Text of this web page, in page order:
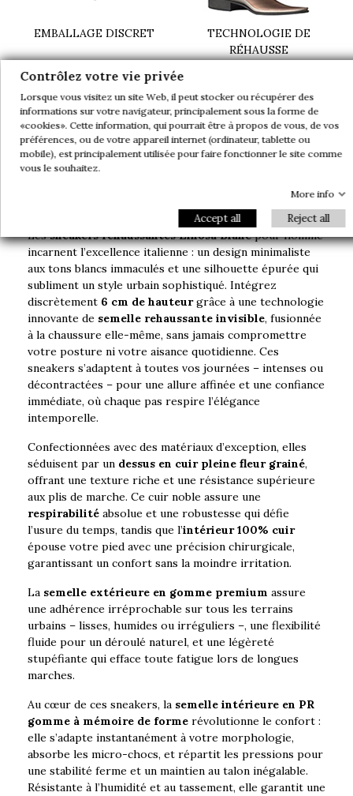
EMBALLAGE DISCRET
TECHNOLOGIE DE
RÉHAUSSE
Product details
Lessneakers rehaussantes Linosa Blancpour homme
incarnent l’excellence italienne : un design minimaliste
aux tons blancs immaculés et une silhouette épurée qui
subliment un style urbain sophistiqué. Intégrez
discrètement 6 cm de hauteurgrâce à une technologie
innovante de semelle rehaussante invisible, fusionnée
à la chaussure elle-même, sans jamais compromettre
votre posture ni votre aisance quotidienne. Ces
sneakers s’adaptent à toutes vos journées – intenses ou
décontractées – pour une allure affinée et une confiance
immédiate, où chaque pas respire l’élégance
intemporelle.
Confectionnées avec des matériaux d’exception, elles
séduisent par un dessus en cuir pleine fleur grainé,
offrant une texture riche et une résistance supérieure
aux plis de marche. Ce cuir noble assure une
respirabilité absolue et une robustesse qui défie
l’usure du temps, tandis que l’intérieur 100% cuir
épouse votre pied avec une précision chirurgicale,
garantissant un confort sans la moindre irritation.
La semelle extérieure en gomme premium assure
une adhérence irréprochable sur tous les terrains
urbains – lisses, humides ou irréguliers –, une flexibilité
fluide pour un déroulé naturel, et une légèreté
stupéfiante qui efface toute fatigue lors de longues
marches.
Au cœur de ces sneakers, la semelle intérieure en PR
gomme à mémoire de forme révolutionne le confort :
elle s’adapte instantanément à votre morphologie,
absorbe les micro-chocs, et répartit les pressions pour
une stabilité ferme et un maintien au talon inégalable.
Résistante à l’humidité et au tassement, elle garantit une
Contrôlez votre vie privée
Lorsque vous visitez un site Web, il peut stocker ou récupérer des
informations sur votre navigateur, principalement sous la forme de
«cookies». Cette information, qui pourrait être à propos de vous, de vos
préférences, ou de votre appareil internet (ordinateur, tablette ou
mobile), est principalement utilisée pour faire fonctionner le site comme
vous le souhaitez.
More info
Accept all Reject all